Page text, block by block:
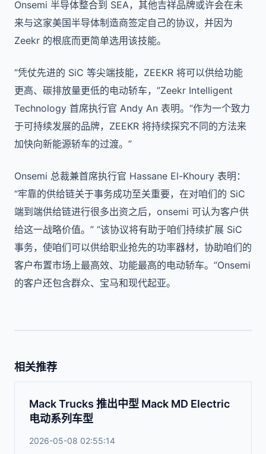
Onsemi 半导体整合到 SEA，其他吉祥品牌或许会在未
来与这家美国半导体制造商签定自己的协议，并因为
Zeekr 的根底而更简单选用该技能。
“凭仗先进的 SiC 等尖端技能，ZEEKR 将可以供给功能
更高、碳排放量更低的电动轿车，”Zeekr Intelligent
Technology 首席执行官 Andy An 表明。“作为一个致力
于可持续发展的品牌，ZEEKR 将持续探究不同的方法来
加快向新能源轿车的过渡。”
Onsemi 总裁兼首席执行官 Hassane El-Khoury 表明：
“牢靠的供给链关于事务成功至关重要，在对咱们的 SiC
端到端供给链进行很多出资之后，onsemi 可认为客户供
给这一战略价值。” “该协议将有助于咱们持续扩展 SiC
事务，使咱们可以供给职业抢先的功率器材，协助咱们的
客户布置市场上最高效、功能最高的电动轿车。”Onsemi
的客户还包含群众、宝马和现代起亚。
相关推荐
Mack Trucks 推出中型 Mack MD Electric
电动系列车型
2026-05-08 02:55:14